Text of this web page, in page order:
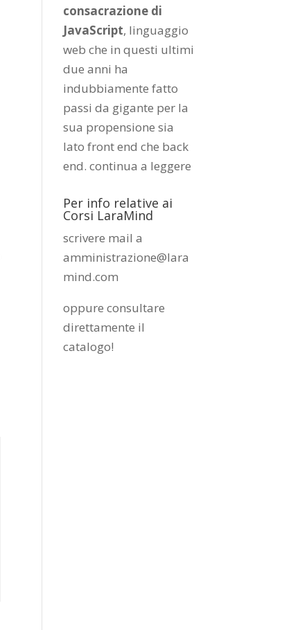
consacrazione di
JavaScript, linguaggio
web che in questi ultimi
due anni ha
indubbiamente fatto
passi da gigante per la
sua propensione sia
lato front end che back
end.continua a leggere
Per info relative ai
Corsi LaraMind
scrivere mail a
amministrazione@lara
mind.com
oppure consultare
direttamente il
catalogo!